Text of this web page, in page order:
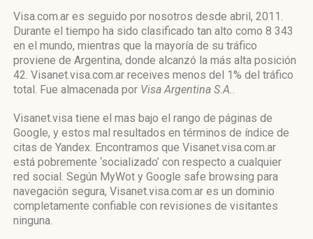
Visa.com.ar es seguido por nosotros desde abril, 2011.
Durante el tiempo ha sido clasificado tan alto como 8 343
en el mundo, mientras que la mayoría de su tráfico
proviene de Argentina, donde alcanzó la más alta posición
42. Visanet.visa.com.ar receives menos del 1% del tráfico
total. Fue almacenada por Visa Argentina S.A..
Visanet.visa tiene el mas bajo el rango de páginas de
Google, y estos mal resultados en términos de índice de
citas de Yandex. Encontramos que Visanet.visa.com.ar
está pobremente ‘socializado’ con respecto a cualquier
red social. Según MyWot y Google safe browsing para
navegación segura, Visanet.visa.com.ar es un dominio
completamente confiable con revisiones de visitantes
ninguna.